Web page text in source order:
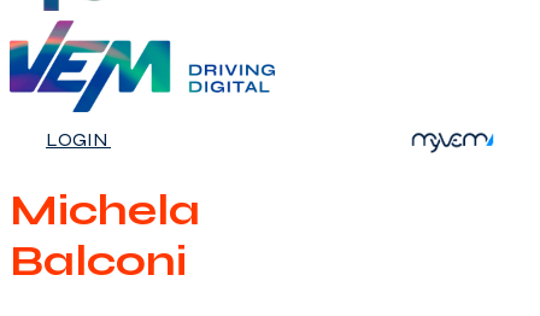
LOGIN
Michela
Balconi